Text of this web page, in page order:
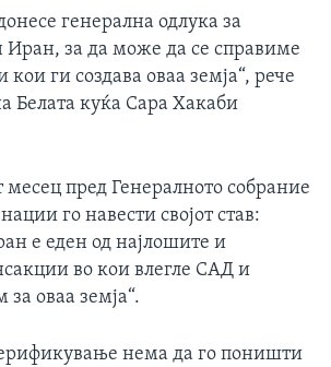
генерална одлука за
Иран, за да може да се справиме
кои ги создава оваа земја“, рече
Белата куќа Сара Хакаби
пред Генералното собрание
го навести својот став:
е еден од најлошите и
во кои влегле САД и
за оваа земја“.
нема да го поништи